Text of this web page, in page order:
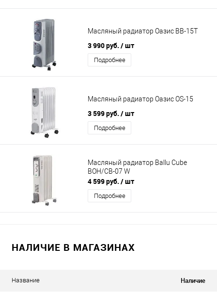
Масляный радиатор Оазис BВ-15Т
3 990 руб. / шт
Подробнее
Масляный радиатор Оазис OS-15
3 599 руб. / шт
Подробнее
Масляный радиатор Ballu Cube
BOH/CB-07 W
4 599 руб. / шт
Подробнее
НАЛИЧИЕ В МАГАЗИНАХ
Название Наличие